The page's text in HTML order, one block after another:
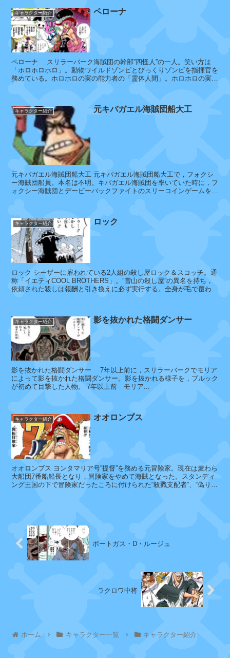
ボ
ル
サ
リ
ー
イ
ッ
シ
ョ
マ
キ
ゼ
フ
ァ
ク
ザ
ン
モ
ン
キ
ー
ト
キャラクター紹介 ペローナ
ペローナ スリラーバーク海賊団の幹部”四怪人”の一人。笑い方は
「ホロホロホロ」。動物ワイルドゾンビとびっくりゾンビを指揮官を
務めている。ホロホロの実の能力者の「霊体人間」。ホロホロの実の
キャラクター紹介 元キバガエル海賊団船大工
元キバガエル海賊団船大工 元キバガエル海賊団船大工で，フォクシ
ー海賊団船員。本名は不明。キバガエル海賊団を率いていた時に，フ
ォクシー海賊団とデービーバックファイトのスリーコインゲームを5
キャラクター紹介 ロック
ロック シーザーに雇われている2人組の殺し屋ロック＆スコッチ。通
称「イエティCOOL BROTHERS」。”雪山の殺し屋”の異名を持ち，
依頼された殺しは報酬と引き換えに必ず実行する。全身が毛で覆われ
キャラクター紹介 影を抜かれた格闘ダンサー
影を抜かれた格闘ダンサー 7年以上前に，スリラーバークでモリア
によって影を抜かれた格闘ダンサー。影を抜かれる様子を，ブルック
が初めて目撃した人物。 7年以上前 モリア...
キャラクター紹介 オオロンブス
オオロンブス ヨンタマリア号”提督”を務める元冒険家。現在は麦わら
大船団7番船船長となり，冒険家をやめて海賊となった。スタンディ
ング王国の下で冒険家だったころに付けられた“殺戮支配者”、“偽りの
ポートガス・D・ルージュ
ラクロワ中将
ホーム キャラクター一覧 キャラクター紹介